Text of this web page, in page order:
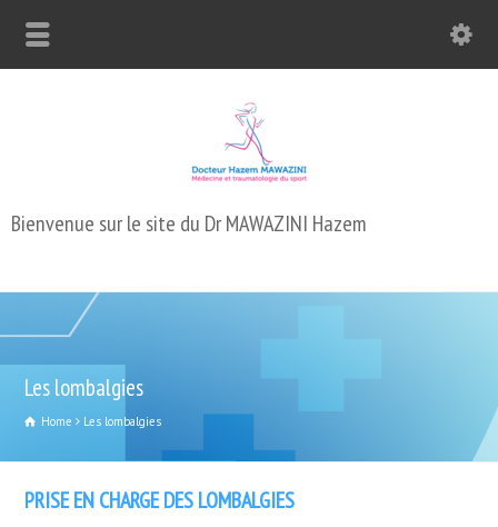
Bienvenue sur le site du Dr MAWAZINI Hazem
Les lombalgies
Home Les lombalgies
PRISE EN CHARGE DES LOMBALGIES